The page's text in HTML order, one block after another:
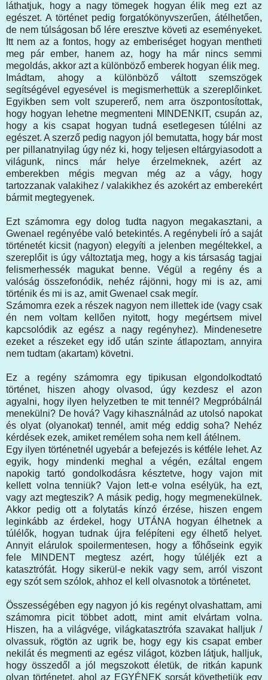
láthatjuk, hogy a nagy tömegek hogyan élik meg ezt az
egészet. A történet pedig forgatókönyvszerűen, átélhetően,
de nem túlságosan bő lére eresztve követi az eseményeket.
Itt nem az a fontos, hogy az emberiséget hogyan mentheti
meg pár ember, hanem az, hogy ha már nincs semmi
megoldás, akkor azt a különböző emberek hogyan élik meg.
Imádtam, ahogy a különböző váltott szemszögek
segítségével egyesével is megismerhettük a szereplőinket.
Egyikben sem volt szupererő, nem arra öszpontosítottak,
hogy hogyan lehetne megmenteni MINDENKIT, csupán az,
hogy a kis csapat hogyan tudná esetlegesen túlélni az
egészet. A szerző pedig nagyon jól bemutatta, hogy bár most
per pillanatnyilag úgy néz ki, hogy teljesen eltárgyiasodott a
világunk, nincs már helye érzelmeknek, azért az
emberekben mégis megvan még az a vágy, hogy
tartozzanak valakihez / valakikhez és azokért az emberekért
bármit megtegyenek.
Ezt számomra egy dolog tudta nagyon megakasztani, a
Gwenael regényébe való betekintés. A regénybeli író a saját
történetét kicsit (nagyon) elegyíti a jelenben megéltekkel, a
szereplőit is úgy változtatja meg, hogy a kis társaság tagjai
felismerhessék magukat benne. Végül a regény és a
valóság összefonódik, nehéz rájönni, hogy mi is az, ami
történik és mi is az, amit Gwenael csak megír.
Számomra ezek a részek nagyon nem illettek ide (vagy csak
én nem voltam kellően nyitott, hogy megértsem mivel
kapcsolódik az egész a nagy regényhez). Mindenesetre
ezeket a részeket egy idő után szinte átlapoztam, annyira
nem tudtam (akartam) követni.
Ez a regény számomra egy tipikusan elgondolkodtató
történet, hiszen ahogy olvasod, úgy kezdesz el azon
agyalni, hogy ilyen helyzetben te mit tennél? Megpróbálnál
menekülni? De hová? Vagy kihasználnád az utolsó napokat
és olyat (olyanokat) tennél, amit még eddig soha? Nehéz
kérdések ezek, amiket remélem soha nem kell átélnem.
Egy ilyen történetnél ugyebár a befejezés is kétféle lehet. Az
egyik, hogy mindenki meghal a végén, ezáltal engem
napokig tartó gondolkodásra késztetve, hogy vajon mit
kellett volna tenniük? Vajon lett-e volna esélyük, ha ezt,
vagy azt megteszik? A másik pedig, hogy megmenekülnek.
Akkor pedig ott a folytatás kínzó érzése, hiszen engem
leginkább az érdekel, hogy UTÁNA hogyan élhetnek a
túlélők, hogyan tudnak újra felépíteni egy élhető helyet.
Annyit elárulok spoilermentesen, hogy a főhőseink egyik
fele MINDENT megtesz azért, hogy túléljék ezt a
katasztrófát. Hogy sikerül-e nekik vagy sem, arról viszont
egy szót sem szólok, ahhoz el kell olvasnotok a történetet.
Összességében egy nagyon jó kis regényt olvashattam, ami
számomra picit többet adott, mint amit elvártam volna.
Hiszen, ha a világvége, világkatasztrófa szavakat halljuk /
olvassuk, rögtön az ugrik be, hogy egy kis csapat ember
nekilát és megmenti az egész világot, közben látjuk, halljuk,
hogy összedől a jól megszokott életük, de ritkán kapunk
olyan történetet, ahol az EGYÉNEK sorsát követhetjük egy